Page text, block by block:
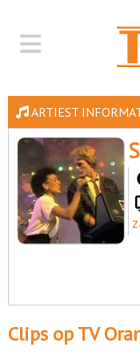
ARTIEST
Clips op TV